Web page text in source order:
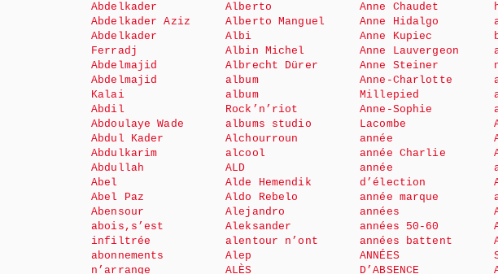
Abdelkader
Abdelkader Aziz
Abdelkader
Ferradj
Abdelmajid
Abdelmajid
Kalai
Abdil
Abdoulaye Wade
Abdul Kader
Abdulkarim
Abdullah
Abel
Abel Paz
Abensour
abois,s’est
infiltrée
abonnements
n’arrange
Alberto
Alberto Manguel
Albi
Albin Michel
Albrecht Dürer
album
album
Rock’n’riot
albums studio
Alchourroun
alcool
ALD
Alde Hemendik
Aldo Rebelo
Alejandro
Aleksander
alentour n’ont
Alep
ALÈS
Anne Chaudet
Anne Hidalgo
Anne Kupiec
Anne Lauvergeon
Anne Steiner
Anne-Charlotte
Millepied
Anne-Sophie
Lacombe
année
année Charlie
année
d’élection
année marque
années
années 50-60
années battent
ANNÉES
D’ABSENCE